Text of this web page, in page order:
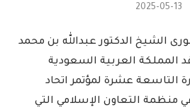
2025-05-13
الشيخ الدكتور عبدالله بن محمد
المملكة العربية السعودية
التاسعة عشرة لمؤتمر اتحاد
منظمة التعاون الإسلامي التي